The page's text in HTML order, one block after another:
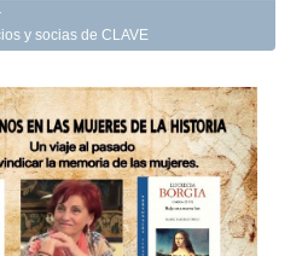
y socias de CLAVE